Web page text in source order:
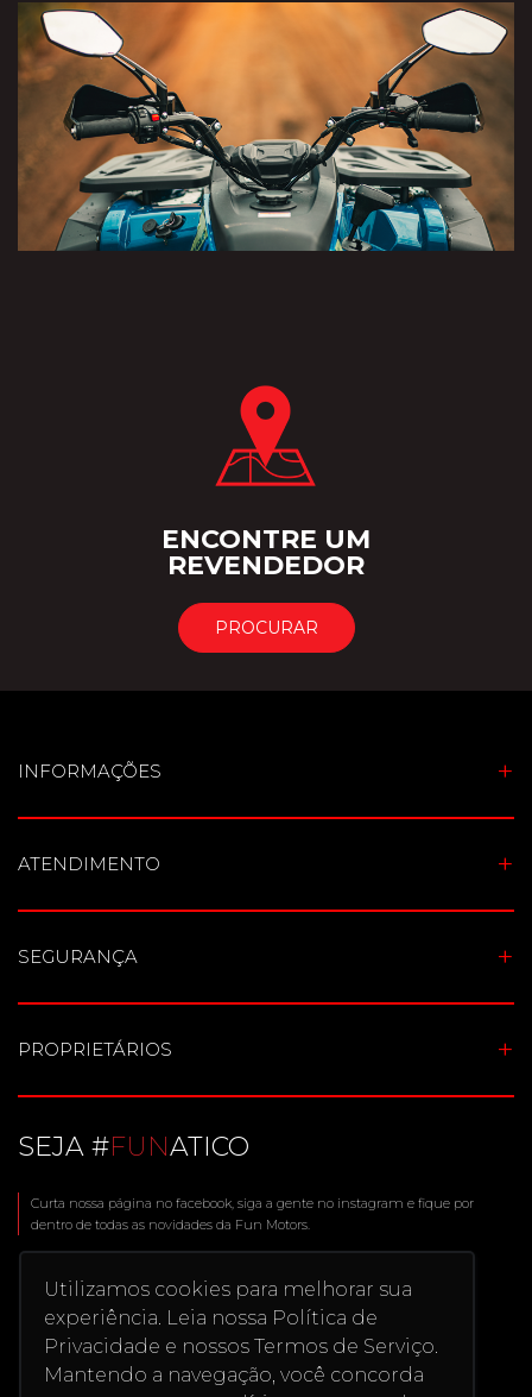
Utilizamos cookies para melhorar sua
experiência. Leia nossa Política de
Privacidade e nossos Termos de Serviço.
Mantendo a navegação, você concorda
ENCONTRE UM
REVENDEDOR
PROCURAR
INFORMAÇÕES
ATENDIMENTO
SEGURANÇA
PROPRIETÁRIOS
SEJA #FUNATICO
Curta nossa página no facebook, siga a gente no instagram e fique por
dentro de todas as novidades da Fun Motors.